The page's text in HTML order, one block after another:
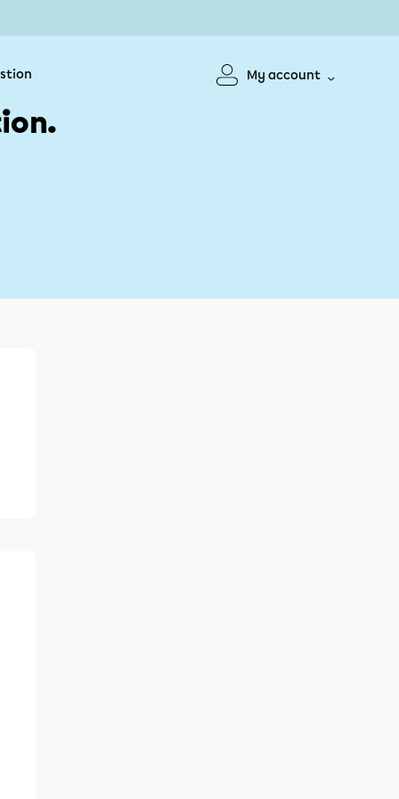
My account